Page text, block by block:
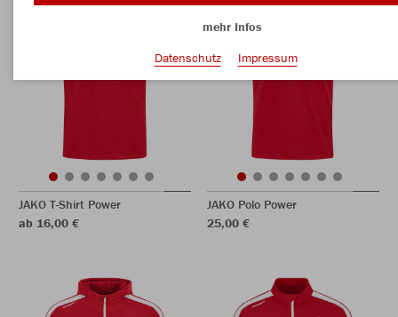
JAKO T-Shirt Power
ab 16,00 €
JAKO Polo Power
25,00 €
mehr Infos
Datenschutz
Impressum